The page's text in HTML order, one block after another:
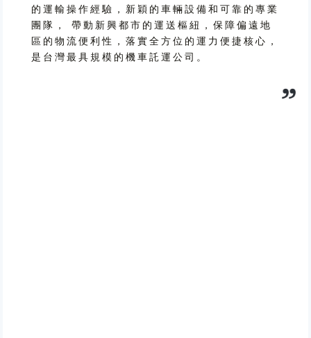
的運輸操作經驗，新穎的車輛設備和可靠的專業
團隊， 帶動新興都市的運送樞紐，保障偏遠地
區的物流便利性，落實全方位的運力便捷核心，
是台灣最具規模的機車託運公司。